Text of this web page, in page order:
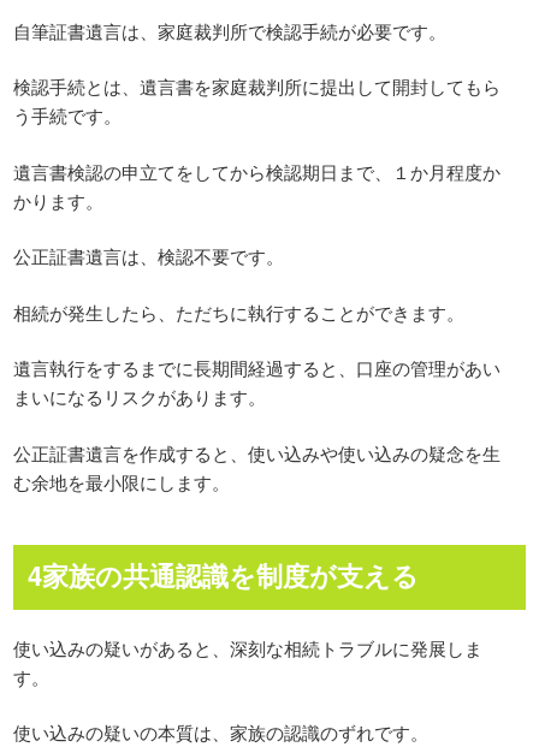
自筆証書遺言は、家庭裁判所で検認手続が必要です。
検認手続とは、遺言書を家庭裁判所に提出して開封してもら
う手続です。
遺言書検認の申立てをしてから検認期日まで、１か月程度か
かります。
公正証書遺言は、検認不要です。
相続が発生したら、ただちに執行することができます。
遺言執行をするまでに長期間経過すると、口座の管理があい
まいになるリスクがあります。
公正証書遺言を作成すると、使い込みや使い込みの疑念を生
む余地を最小限にします。
4家族の共通認識を制度が支える
使い込みの疑いがあると、深刻な相続トラブルに発展しま
す。
使い込みの疑いの本質は、家族の認識のずれです。